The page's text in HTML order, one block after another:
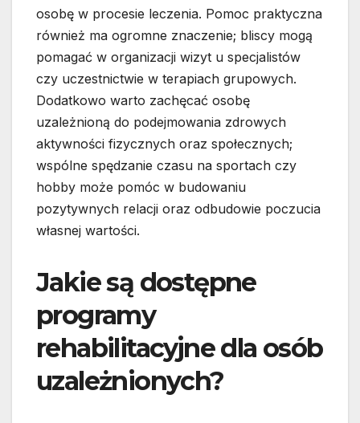
osobę w procesie leczenia. Pomoc praktyczna
również ma ogromne znaczenie; bliscy mogą
pomagać w organizacji wizyt u specjalistów
czy uczestnictwie w terapiach grupowych.
Dodatkowo warto zachęcać osobę
uzależnioną do podejmowania zdrowych
aktywności fizycznych oraz społecznych;
wspólne spędzanie czasu na sportach czy
hobby może pomóc w budowaniu
pozytywnych relacji oraz odbudowie poczucia
własnej wartości.
Jakie są dostępne
programy
rehabilitacyjne dla osób
uzależnionych?